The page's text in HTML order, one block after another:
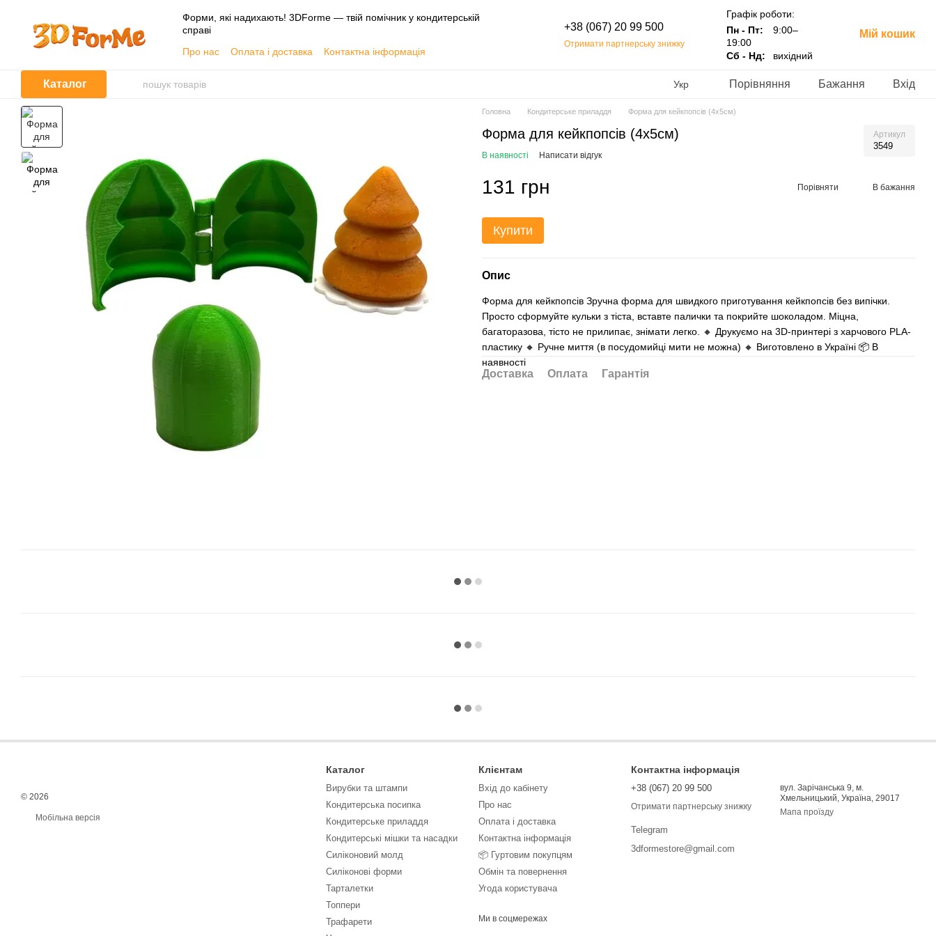
Форми, які надихають! 3DForme — твій помічник у кондитерській
справі
Про нас
Оплата і доставка
Контактна інформація
Угода користувача
+38 (067) 20 99 500
Отримати партнерську знижку
Графік роботи:
Пн - Пт:
9:00–
19:00
Сб - Нд:
вихідний
Мій кошик
Каталог Укр Порівняння Бажання Вхід
Головна Кондитерське приладдя Форма для кейкпопсів (4х5см)
Форма для кейкпопсів (4х5см) Артикул
3549
В наявності Написати відгук
131 грн Порівняти В бажання
Купити
Опис
Форма для кейкпопсів Зручна форма для швидкого приготування кейкпопсів без випічки.
Просто сформуйте кульки з тіста, вставте палички та покрийте шоколадом. Міцна,
багаторазова, тісто не прилипає, знімати легко. 🔸 Друкуємо на 3D-принтері з харчового PLA-
пластику 🔸 Ручне миття (в посудомийці мити не можна) 🔸 Виготовлено в Україні 📦 В
наявності
Доставка Оплата Гарантія
© 2026
Мобільна версія
Каталог
Вирубки та штампи
Кондитерська посипка
Кондитерське приладдя
Кондитерські мішки та насадки
Силіконовий молд
Силіконові форми
Тарталетки
Топпери
Трафарети
Клієнтам
Вхід до кабінету
Про нас
Оплата і доставка
Контактна інформація
📦 Гуртовим покупцям
Обмін та повернення
Угода користувача
Ми в соцмережах
Контактна інформація
+38 (067) 20 99 500
Отримати партнерську знижку
Telegram
3dformestore@gmail.com
вул. Зарічанська 9, м.
Хмельницький, Україна, 29017
Мапа проїзду